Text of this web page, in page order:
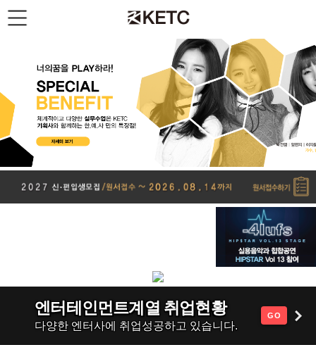
엔터테인먼트계열 취업현황
다양한 엔터사에 취업성공하고 있습니다.
GO